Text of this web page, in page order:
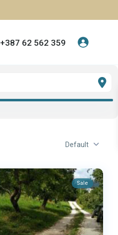
+387 62 562 359
Default
Sale